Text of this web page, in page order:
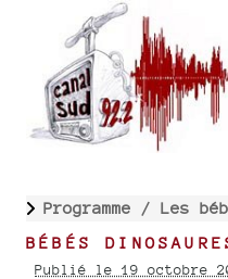
Programme / Les
BÉBÉS
Publié le 19 octobre